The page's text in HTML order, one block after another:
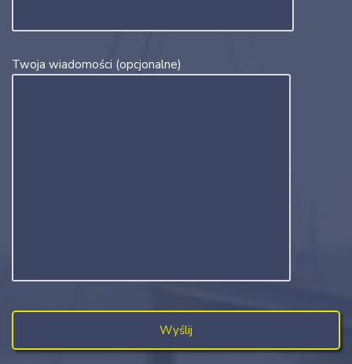
Twoja wiadomości (opcjonalne)